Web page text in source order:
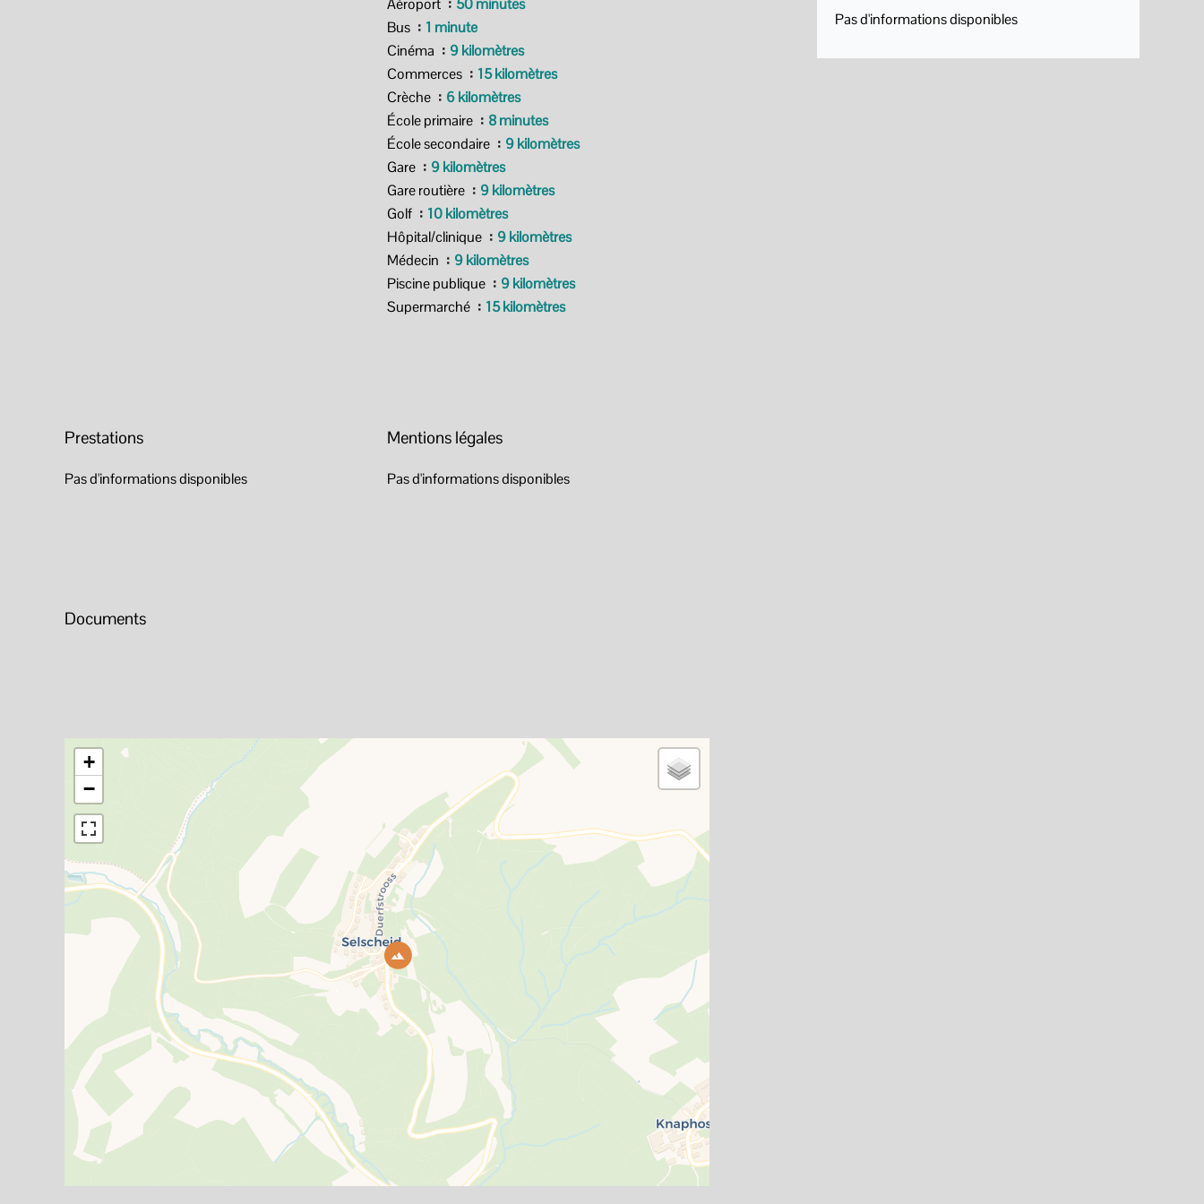
Aéroport
50 minutes
Bus
1 minute
Cinéma
9 kilomètres
Commerces
15 kilomètres
Crèche
6 kilomètres
École primaire
8 minutes
École secondaire
9 kilomètres
Gare
9 kilomètres
Gare routière
9 kilomètres
Golf
10 kilomètres
Hôpital/clinique
9 kilomètres
Médecin
9 kilomètres
Piscine publique
9 kilomètres
Supermarché
15 kilomètres
Prestations
Pas d'informations disponibles
Mentions légales
Pas d'informations disponibles
Documents
+
−
Pas d'informations disponibles